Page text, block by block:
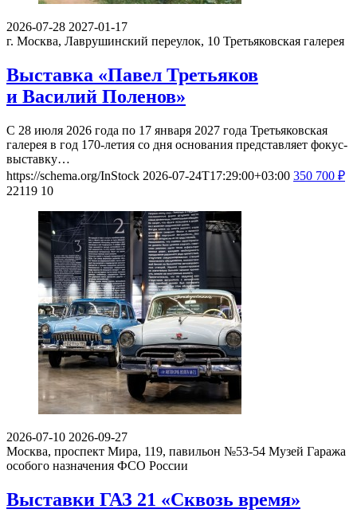
2026-07-28 2027-01-17
г. Москва, Лаврушинский переулок, 10 Третьяковская галерея
Выставка «Павел Третьяков
и Василий Поленов»
С 28 июля 2026 года по 17 января 2027 года Третьяковская
галерея в год 170-летия со дня основания представляет фокус-
выставку…
https://schema.org/InStock 2026-07-24T17:29:00+03:00 350 700 ₽
22119 10
2026-07-10 2026-09-27
Москва, проспект Мира, 119, павильон №53-54 Музей Гаража
особого назначения ФСО России
Выставки ГАЗ 21 «Сквозь время»